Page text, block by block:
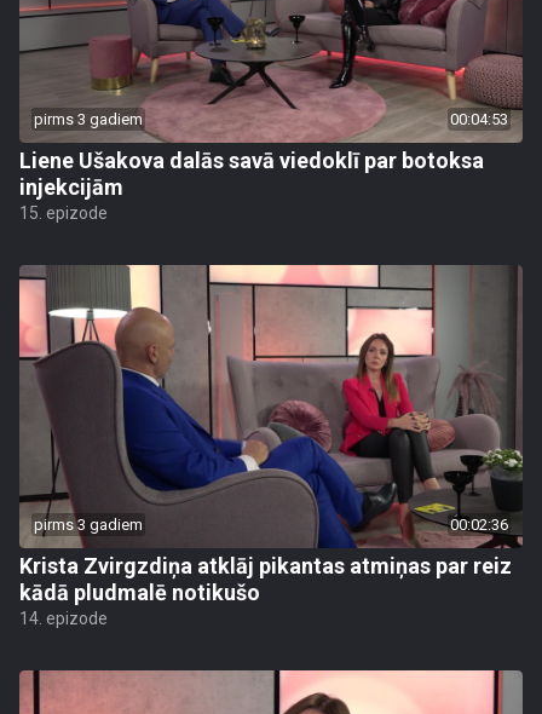
pirms 3 gadiem 00:04:53
Liene Ušakova dalās savā viedoklī par botoksa
injekcijām
15. epizode
pirms 3 gadiem 00:02:36
Krista Zvirgzdiņa atklāj pikantas atmiņas par reiz
kādā pludmalē notikušo
14. epizode